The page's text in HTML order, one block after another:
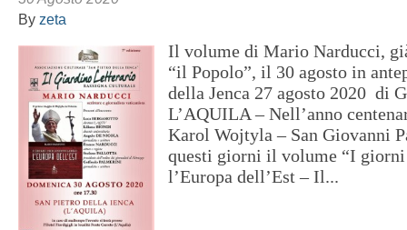
By zeta
Il volume di Mario Narducci,
“il Popolo”, il 30 agosto in
della Jenca 27 agosto 2020 di
L’AQUILA – Nell’anno
Karol Wojtyla – San Giovanni
questi giorni il volume “I giorni
l’Europa dell’Est – Il...